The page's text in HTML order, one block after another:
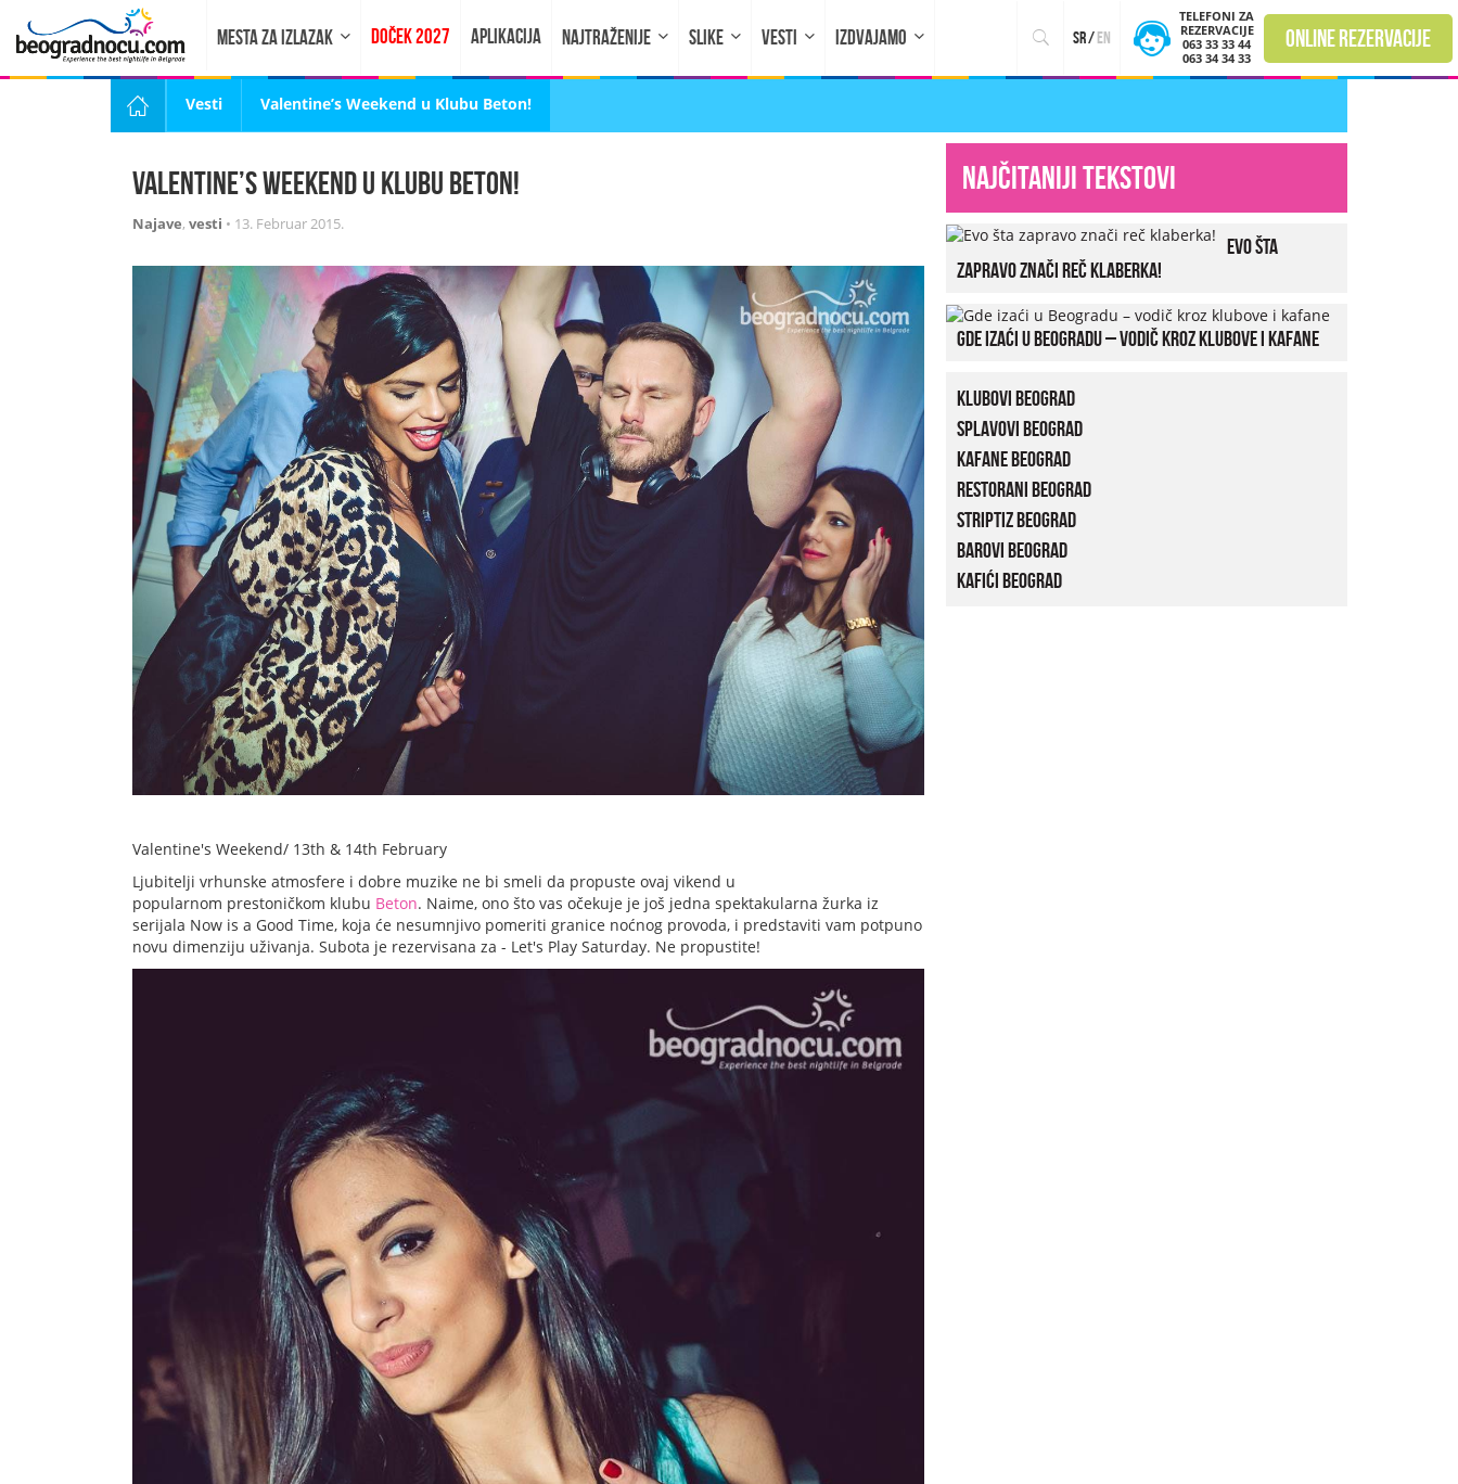
MESTA ZA IZLAZAK DOČEK 2027 APLIKACIJA NAJTRAŽENIJE SLIKE VESTI IZDVAJAMO sr/en
TELEFONI ZA
REZERVACIJE
063 33 33 44
063 34 34 33
online rezervacije
Vesti Valentine’s Weekend u Klubu Beton!
Valentine’s Weekend u Klubu Beton!
Najave, vesti • 13. Februar 2015.
Valentine's Weekend/ 13th & 14th February
Ljubitelji vrhunske atmosfere i dobre muzike ne bi smeli da propuste ovaj vikend u
popularnom prestoničkom klubu Beton. Naime, ono što vas očekuje je još jedna spektakularna žurka iz
serijala Now is a Good Time, koja će nesumnjivo pomeriti granice noćnog provoda, i predstaviti vam potpuno
novu dimenziju uživanja. Subota je rezervisana za - Let's Play Saturday. Ne propustite!
Najčitaniji tekstovi
Evo šta
zapravo znači reč klaberka!
Gde izaći u Beogradu – vodič kroz klubove i kafane
Klubovi Beograd
Splavovi Beograd
Kafane Beograd
Restorani Beograd
Striptiz Beograd
Barovi Beograd
Kafići Beograd